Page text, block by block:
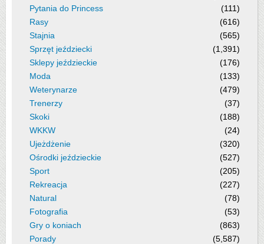
Pytania do Princess
(111)
Rasy
(616)
Stajnia
(565)
Sprzęt jeździecki
(1,391)
Sklepy jeździeckie
(176)
Moda
(133)
Weterynarze
(479)
Trenerzy
(37)
Skoki
(188)
WKKW
(24)
Ujeżdżenie
(320)
Ośrodki jeździeckie
(527)
Sport
(205)
Rekreacja
(227)
Natural
(78)
Fotografia
(53)
Gry o koniach
(863)
Porady
(5,587)